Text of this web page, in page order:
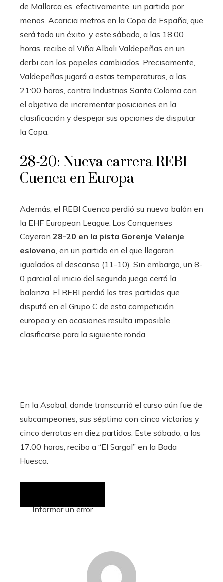
de Mallorca es, efectivamente, un partido por
menos. Acaricia metros en la Copa de España, que
será todo un éxito, y este sábado, a las 18.00
horas, recibe al Viña Albali Valdepeñas en un
derbi con los papeles cambiados. Precisamente,
Valdepeñas jugará a estas temperaturas, a las
21:00 horas, contra Industrias Santa Coloma con
el objetivo de incrementar posiciones en la
clasificación y despejar sus opciones de disputar
la Copa.
28-20: Nueva carrera REBI
Cuenca en Europa
Además, el REBI Cuenca perdió su nuevo balón en
la EHF European League. Los Conquenses
Cayeron 28-20 en la pista Gorenje Velenje
esloveno , en un partido en el que llegaron
igualados al descanso (11-10). Sin embargo, un 8-
0 parcial al inicio del segundo juego cerró la
balanza. El REBI perdió los tres partidos que
disputó en el Grupo C de esta competición
europea y en ocasiones resulta imposible
clasificarse para la siguiente ronda.
En la Asobal, donde transcurrió el curso aún fue de
subcampeones, sus séptimo con cinco victorias y
cinco derrotas en diez partidos. Este sábado, a las
17.00 horas, recibo a “El Sargal” en la Bada
Huesca.
Informar un error